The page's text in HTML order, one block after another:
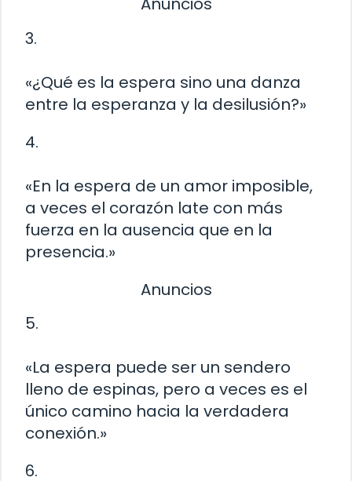
3.
«¿Qué es la espera sino una danza
entre la esperanza y la desilusión?»
4.
«En la espera de un amor imposible,
a veces el corazón late con más
fuerza en la ausencia que en la
presencia.»
Anuncios
5.
«La espera puede ser un sendero
lleno de espinas, pero a veces es el
único camino hacia la verdadera
conexión.»
6.